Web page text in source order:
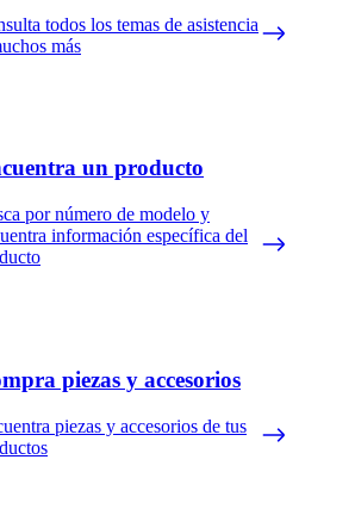
todos los temas de asistencia
más
un producto
por número de modelo y
información específica del
piezas y accesorios
piezas y accesorios de tus